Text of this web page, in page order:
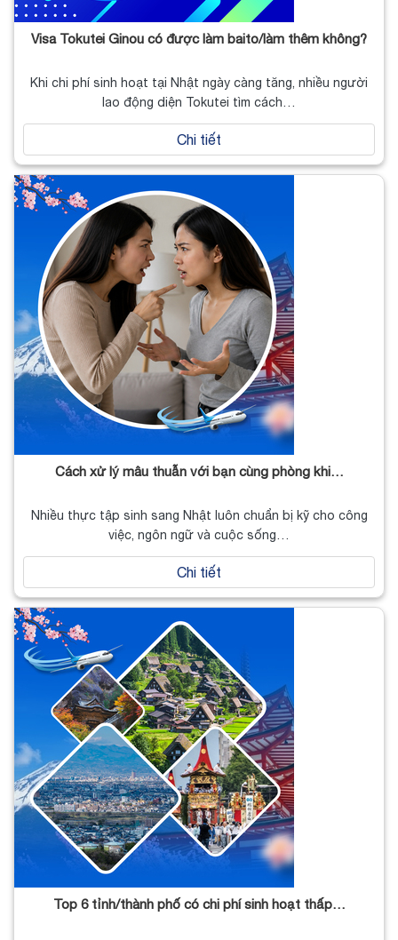
Visa Tokutei Ginou có được làm baito/làm thêm không?
Khi chi phí sinh hoạt tại Nhật ngày càng tăng, nhiều người
lao động diện Tokutei tìm cách…
Chi tiết
Cách xử lý mâu thuẫn với bạn cùng phòng khi…
Nhiều thực tập sinh sang Nhật luôn chuẩn bị kỹ cho công
việc, ngôn ngữ và cuộc sống…
Chi tiết
Top 6 tỉnh/thành phố có chi phí sinh hoạt thấp…